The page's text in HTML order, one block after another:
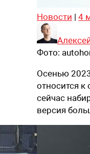
Новости | 4
Фото:
Осенью
относится
сейчас
версия